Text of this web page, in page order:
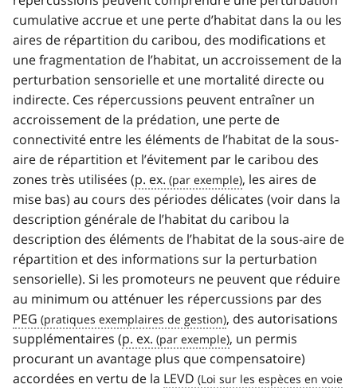
cumulative accrue et une perte d’habitat dans la ou les
aires de répartition du caribou, des modifications et
une fragmentation de l’habitat, un accroissement de la
perturbation sensorielle et une mortalité directe ou
indirecte. Ces répercussions peuvent entraîner un
accroissement de la prédation, une perte de
connectivité entre les éléments de l’habitat de la sous-
aire de répartition et l’évitement par le caribou des
zones très utilisées (p. ex.
, les aires de
mise bas) au cours des périodes délicates (voir dans la
description générale de l’habitat du caribou la
description des éléments de l’habitat de la sous-aire de
répartition et des informations sur la perturbation
sensorielle). Si les promoteurs ne peuvent que réduire
au minimum ou atténuer les répercussions par des
PEG
, des autorisations
supplémentaires (p. ex.
, un permis
procurant un avantage plus que compensatoire)
accordées en vertu de la LEVD